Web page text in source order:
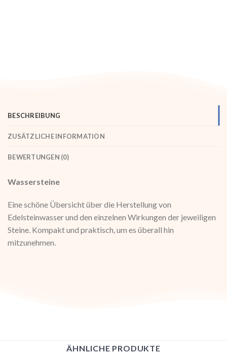
BESCHREIBUNG
ZUSÄTZLICHE INFORMATION
BEWERTUNGEN (0)
Wassersteine
Eine schöne Übersicht über die Herstellung von
Edelsteinwasser und den einzelnen Wirkungen der jeweiligen
Steine. Kompakt und praktisch, um es überall hin
mitzunehmen.
ÄHNLICHE PRODUKTE